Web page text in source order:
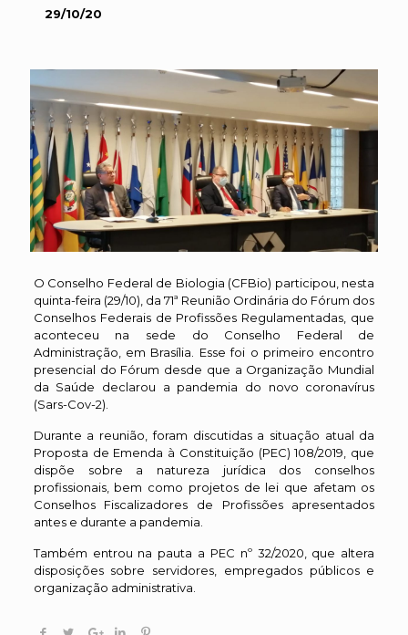
29/10/20
O Conselho Federal de Biologia (CFBio) participou, nesta
quinta-feira (29/10), da 71ª Reunião Ordinária do Fórum dos
Conselhos Federais de Profissões Regulamentadas, que
aconteceu na sede do Conselho Federal de
Administração, em Brasília. Esse foi o primeiro encontro
presencial do Fórum desde que a Organização Mundial
da Saúde declarou a pandemia do novo coronavírus
(Sars-Cov-2).
Durante a reunião, foram discutidas a situação atual da
Proposta de Emenda à Constituição (PEC) 108/2019, que
dispõe sobre a natureza jurídica dos conselhos
profissionais, bem como projetos de lei que afetam os
Conselhos Fiscalizadores de Profissões apresentados
antes e durante a pandemia.
Também entrou na pauta a PEC nº 32/2020, que altera
disposições sobre servidores, empregados públicos e
organização administrativa.